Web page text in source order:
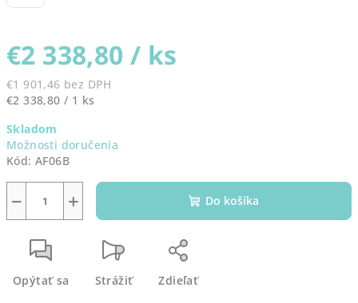
€2 338,80 / ks
€1 901,46 bez DPH
Jednotková
€2 338,80 / 1 ks
Skladom
Možnosti doručenia
Kód: AF06B
+
− Do košíka
Opýtať sa Strážiť Zdieľať